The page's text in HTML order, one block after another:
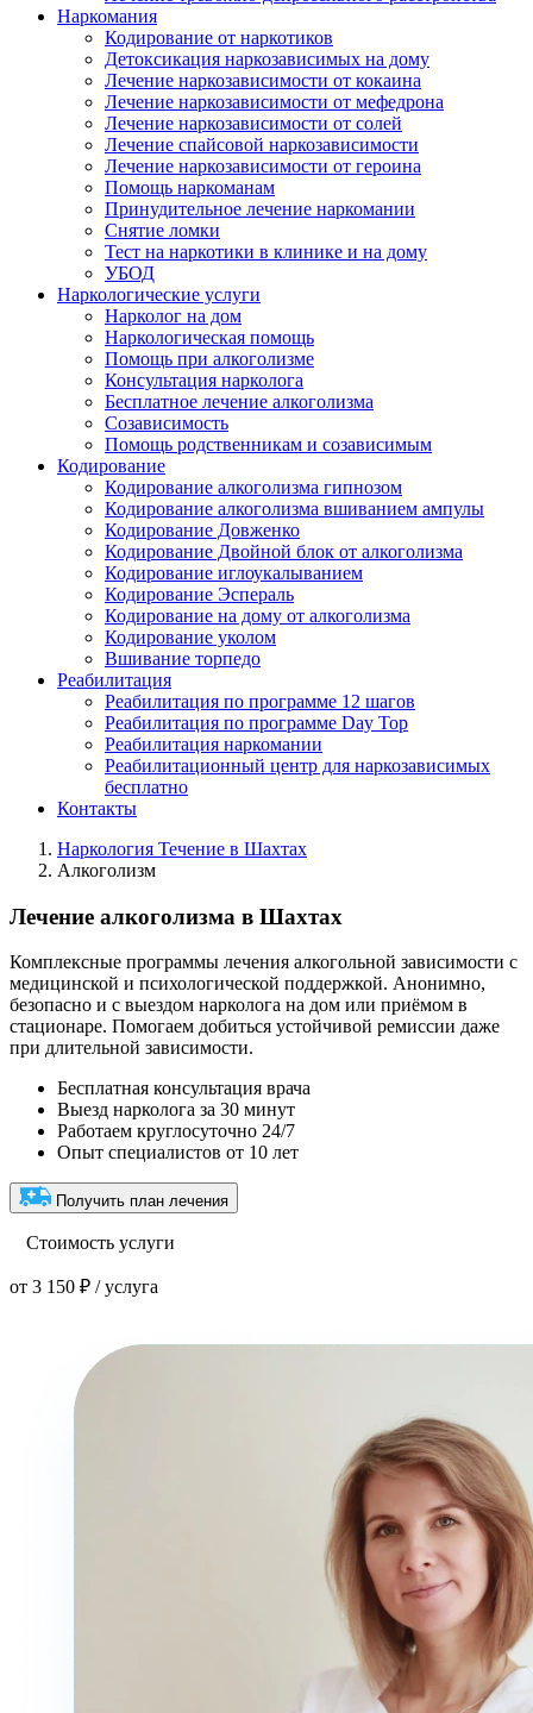
Наркомания
Кодирование от наркотиков
Детоксикация наркозависимых на дому
Лечение наркозависимости от кокаина
Лечение наркозависимости от мефедрона
Лечение наркозависимости от солей
Лечение спайсовой наркозависимости
Лечение наркозависимости от героина
Помощь наркоманам
Принудительное лечение наркомании
Снятие ломки
Тест на наркотики в клинике и на дому
УБОД
Наркологические услуги
Нарколог на дом
Наркологическая помощь
Помощь при алкоголизме
Консультация нарколога
Бесплатное лечение алкоголизма
Созависимость
Помощь родственникам и созависимым
Кодирование
Кодирование алкоголизма гипнозом
Кодирование алкоголизма вшиванием ампулы
Кодирование Довженко
Кодирование Двойной блок от алкоголизма
Кодирование иглоукалыванием
Кодирование Эспераль
Кодирование на дому от алкоголизма
Кодирование уколом
Вшивание торпедо
Реабилитация
Реабилитация по программе 12 шагов
Реабилитация по программе Day Top
Реабилитация наркомании
Реабилитационный центр для наркозависимых
бесплатно
Контакты
Наркология Течение в Шахтах
Алкоголизм
Лечение алкоголизма в Шахтах
Комплексные программы лечения алкогольной зависимости с
медицинской и психологической поддержкой. Анонимно,
безопасно и с выездом нарколога на дом или приёмом в
стационаре. Помогаем добиться устойчивой ремиссии даже
при длительной зависимости.
Бесплатная консультация врача
Выезд нарколога за 30 минут
Работаем круглосуточно 24/7
Опыт специалистов от 10 лет
Получить план лечения
Стоимость услуги
от 3 150 ₽ / услуга